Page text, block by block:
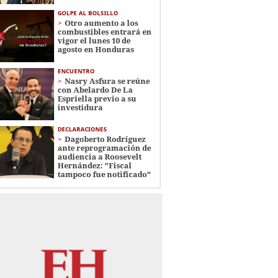
GOLPE AL BOLSILLO
Otro aumento a los
combustibles entrará en
vigor el lunes 10 de
agosto en Honduras
ENCUENTRO
Nasry Asfura se reúne
con Abelardo De La
Espriella previo a su
investidura
DECLARACIONES
Dagoberto Rodríguez
ante reprogramación de
audiencia a Roosevelt
Hernández: "Fiscal
tampoco fue notificado"